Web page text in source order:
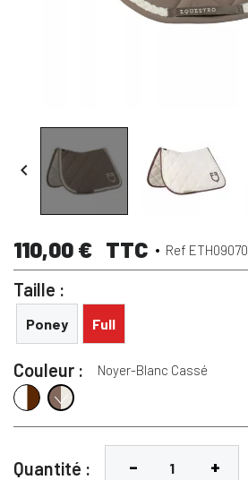

110,00 € TTC Ref ETH09070
Taille :
Poney Full
Couleur : Noyer-Blanc Cassé
Blanc Antique-Marron
Noyer-Blanc Cassé
Quantité :